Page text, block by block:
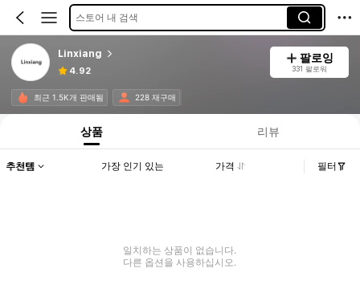
스토어 내 검색
Linxiang
4.92
팔로잉
331 팔로워
최근 1.5K개 판매됨 228 재구매
상품 리뷰
추천템 가장 인기 있는 가격 필터
일치하는 상품이 없습니다.
다른 옵션을 사용하십시오.